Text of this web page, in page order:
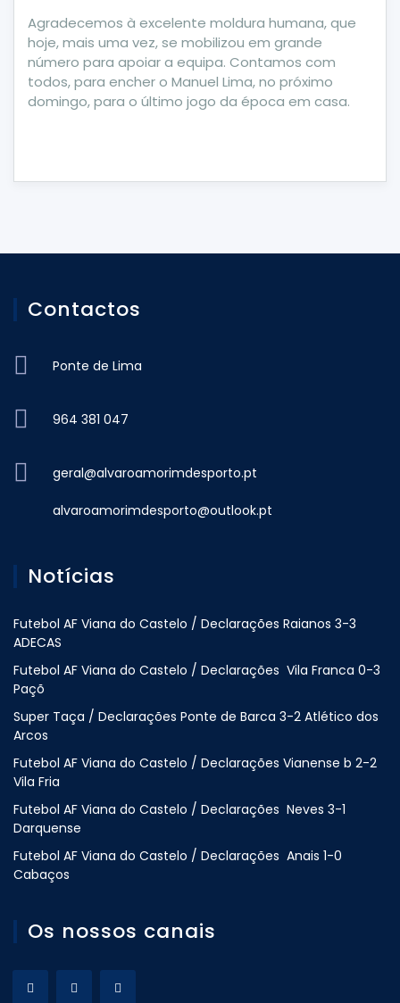
Agradecemos à excelente moldura humana, que
hoje, mais uma vez, se mobilizou em grande
número para apoiar a equipa. Contamos com
todos, para encher o Manuel Lima, no próximo
domingo, para o último jogo da época em casa.
Contactos
Ponte de Lima
964 381 047
geral@alvaroamorimdesporto.pt
alvaroamorimdesporto@outlook.pt
Notícias
Futebol AF Viana do Castelo / Declarações Raianos 3-3
ADECAS
Futebol AF Viana do Castelo / Declarações Vila Franca 0-3
Paçõ
Super Taça / Declarações Ponte de Barca 3-2 Atlético dos
Arcos
Futebol AF Viana do Castelo / Declarações Vianense b 2-2
Vila Fria
Futebol AF Viana do Castelo / Declarações Neves 3-1
Darquense
Futebol AF Viana do Castelo / Declarações Anais 1-0
Cabaços
Os nossos canais